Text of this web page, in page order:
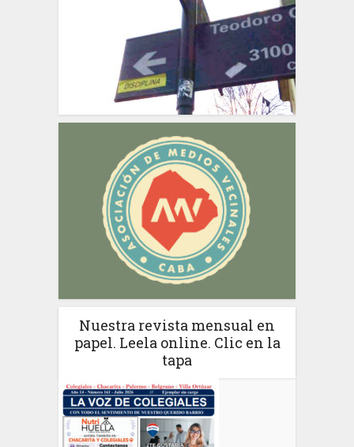
Nuestra revista mensual en
papel. Leela online. Clic en la
tapa